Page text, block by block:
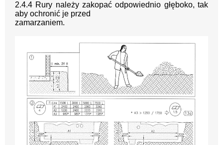
2.4.4 Rury należy zakopać odpowiednio głęboko, tak
aby ochronić je przed
zamarzaniem.